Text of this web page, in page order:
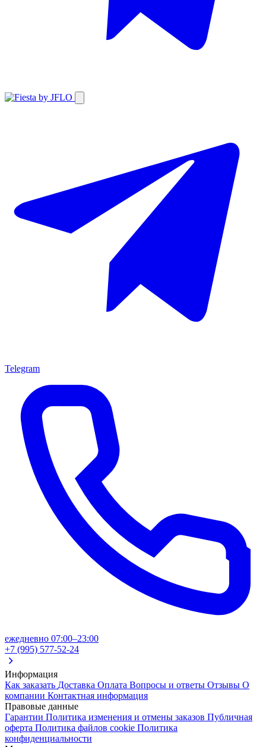
Telegram
ежедневно 07:00–23:00
+7 (995) 577-52-24
Информация
Как заказать Доставка Оплата Вопросы и ответы Отзывы О
компании Контактная информация
Правовые данные
Гарантии Политика изменения и отмены заказов Публичная
оферта Политика файлов cookie Политика
конфиденциальности